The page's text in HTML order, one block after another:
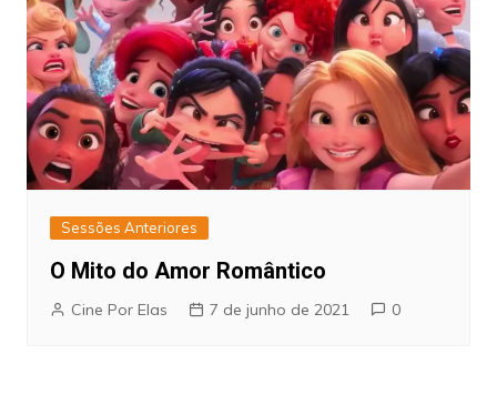
Sessões Anteriores
O Mito do Amor Romântico
Cine Por Elas 7 de junho de 2021 0